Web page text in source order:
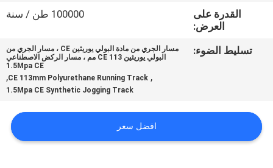
اقتباس
الموقع
PRIVACY
القدرة على
العرض:
100000 طن / سنة
تسليط الضوء:
مسار الجري من مادة البولي يوريثين CE ، مسار الجري من
البولي يوريثين CE 113 مم ، مسار الركض الاصطناعي
1.5Mpa CE
,
CE 113mm Polyurethane Running Track
,
1.5Mpa CE Synthetic Jogging Track
افضل سعر